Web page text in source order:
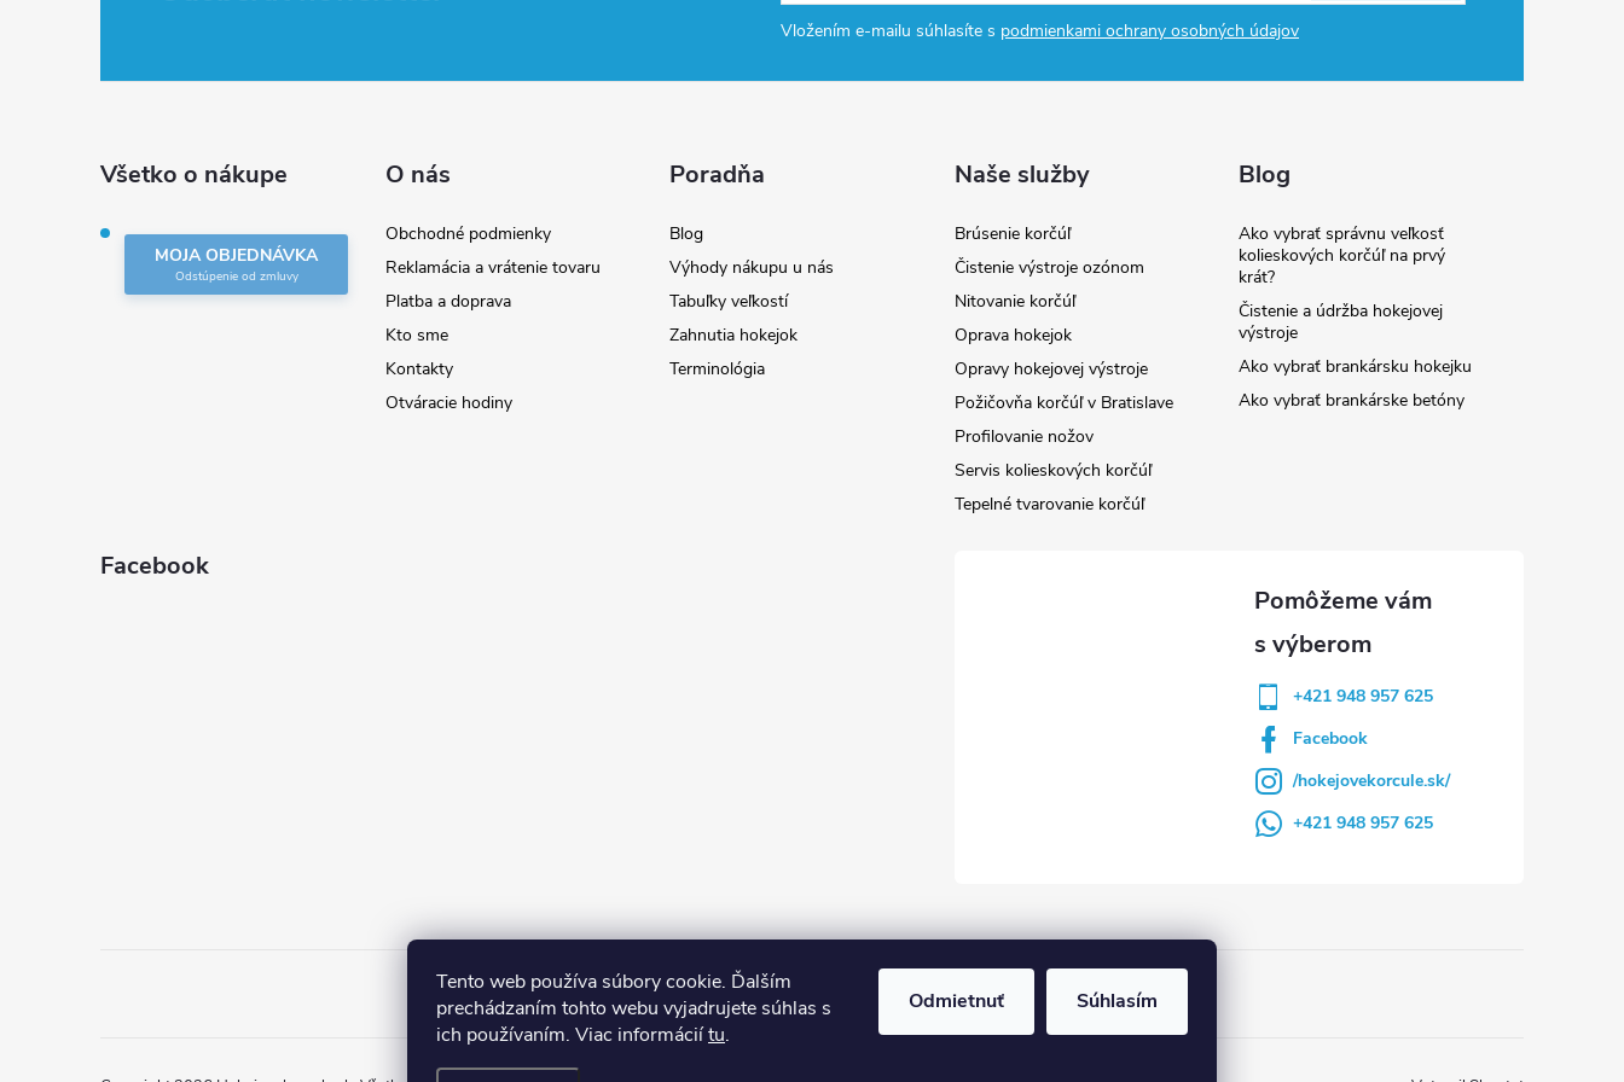
Tento web používa súbory cookie. Ďalším
prechádzaním tohto webu vyjadrujete súhlas s
ich používaním. Viac informáciítu.
Odmietnuť Súhlasím
Vložením e-mailu súhlasíte s podmienkami ochrany osobných údajov
Všetko o nákupe
MOJA OBJEDNÁVKA
O nás
Obchodné podmienky
Reklamácia a vrátenie tovaru
Platba a doprava
Kto sme
Kontakty
Otváracie hodiny
Poradňa
Blog
Výhody nákupu u nás
Tabuľky veľkostí
Zahnutia hokejok
Terminológia
Naše služby
Brúsenie korčúľ
Čistenie výstroje ozónom
Nitovanie korčúľ
Oprava hokejok
Opravy hokejovej výstroje
Požičovňa korčúľ v Bratislave
Profilovanie nožov
Servis kolieskových korčúľ
Tepelné tvarovanie korčúľ
Blog
Ako vybrať správnu veľkosť
kolieskových korčúľ na prvý
krát?
Čistenie a údržba hokejovej
výstroje
Ako vybrať brankársku hokejku
Ako vybrať brankárske betóny
Facebook
+421 948 957 625
Facebook
/hokejovekorcule.sk/
+421 948 957 625